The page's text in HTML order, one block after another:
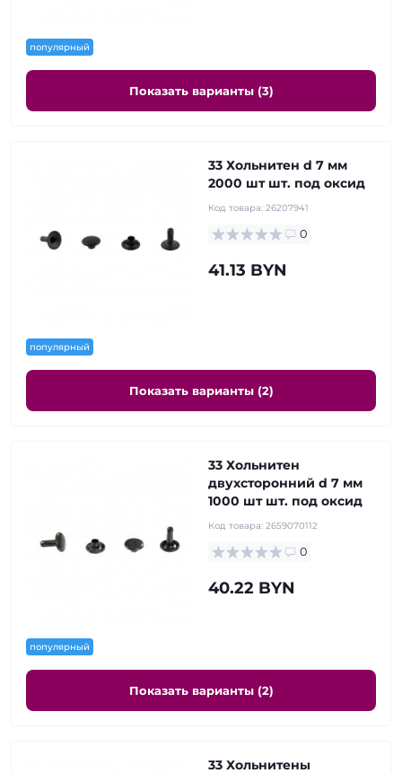
популярный
Показать варианты (3)
популярный
33 Хольнитен d 7 мм
2000 шт шт. под оксид
Код товара: 26207941
0
41.13 BYN
Показать варианты (2)
популярный
33 Хольнитен
двухсторонний d 7 мм
1000 шт шт. под оксид
Код товара: 2659070112
0
40.22 BYN
Показать варианты (2)
33 Хольнитены